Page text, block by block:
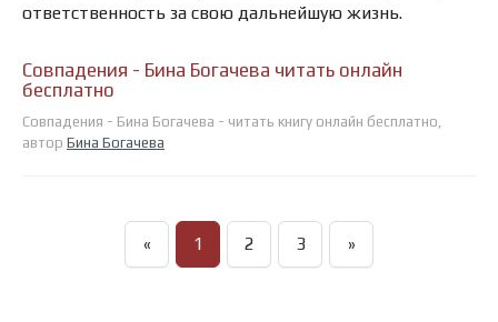
ответственность за свою дальнейшую жизнь.
Совпадения - Бина Богачева читать онлайн
бесплатно
Совпадения - Бина Богачева - читать книгу онлайн бесплатно,
автор Бина Богачева
« 1 2 3 »